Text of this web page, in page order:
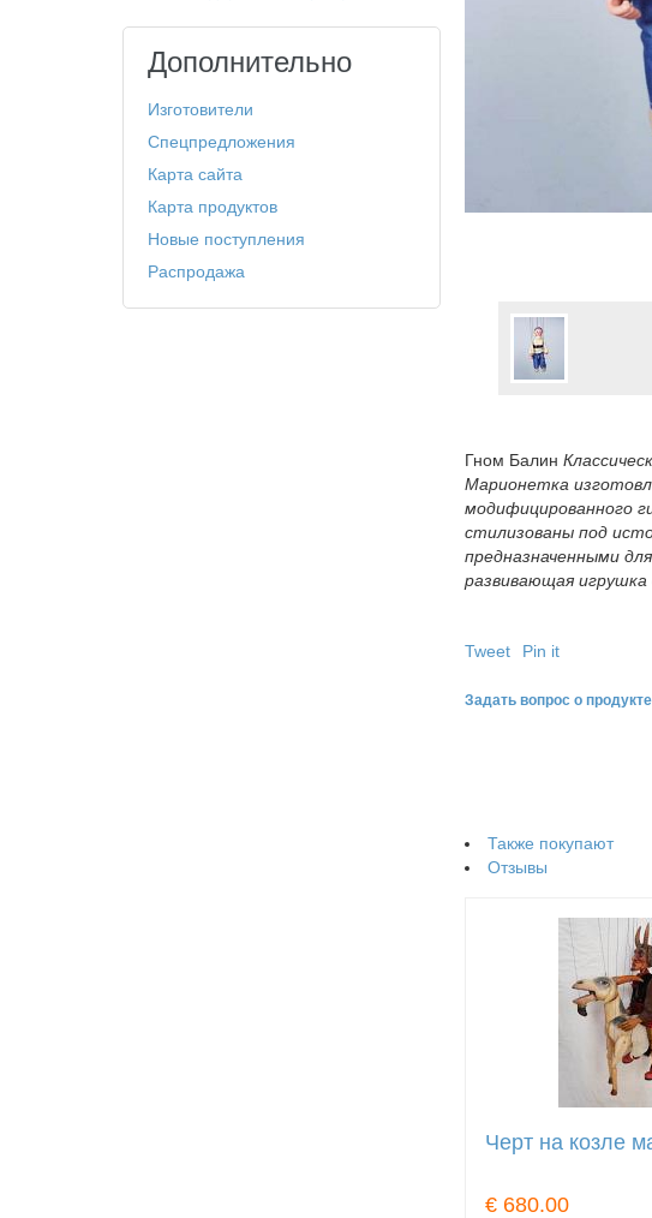
Гном Балин
Марионетка
модифицированного
стилизованы под
предназначенными
развивающая игрушка
Tweet Pin it
Задать вопрос о продукте
Также покупают
Отзывы
Черт на козле
€ 680.00
Дополнительно
Изготовители
Спецпредложения
Карта сайта
Карта продуктов
Новые поступления
Распродажа